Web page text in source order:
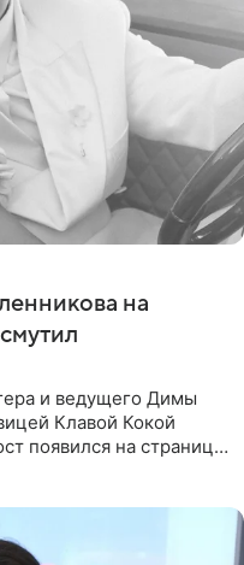
на
и ведущего Димы
Клавой Кокой
появился на странице